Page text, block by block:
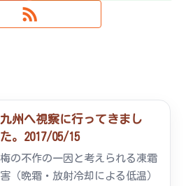
九州へ視察に行ってきまし
た。2017/05/15
梅の不作の一因と考えられる凍霜
害（晩霜・放射冷却による低温）